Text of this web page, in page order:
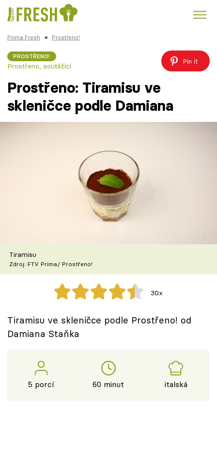
Česká kuchyně
Recepty z TV
Speciál: Cuketa
Těhotnej kuchař
Sledujte prima+
Sledujte nás
Prima Fresh ■ Prostřeno!
PROSTŘENO!
Prostřeno, soutěžící
Pin it
Prostřeno: Tiramisu ve
skleničce podle Damiana
Tiramisu
Zdroj: FTV Prima/ Prostřeno!
30x
Tiramisu ve skleničce podle Prostřeno! od
Damiana Staňka
5 porcí 60 minut italská